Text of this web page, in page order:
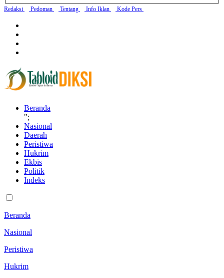
Redaksi Pedoman Tentang Info Iklan Kode Pers
Beranda
";
Nasional
Daerah
Peristiwa
Hukrim
Ekbis
Politik
Indeks
Beranda
Nasional
Peristiwa
Hukrim